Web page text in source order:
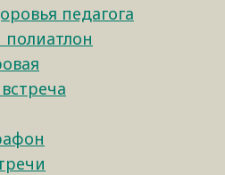
педагога
полиатлон